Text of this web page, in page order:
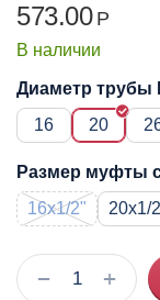
573.00 Р
В наличии
Диаметр трубы
16
20
Размер муфты
16x1/2"
20x1/
+
−